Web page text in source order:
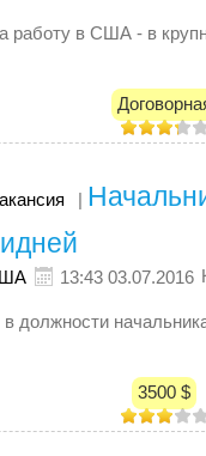
работу в США - в
|
13:43 03.07.2016
должности
3500 $